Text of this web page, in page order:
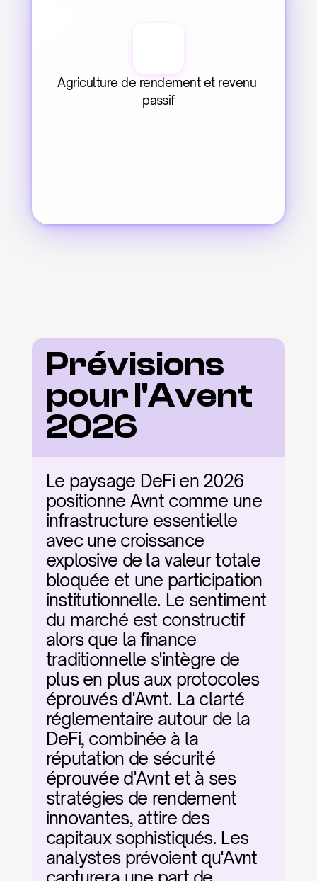
Agriculture de rendement et revenu
passif
Prévisions
pour l'Avent
2026
Le paysage DeFi en 2026
positionne Avnt comme une
infrastructure essentielle
avec une croissance
explosive de la valeur totale
bloquée et une participation
institutionnelle. Le sentiment
du marché est constructif
alors que la finance
traditionnelle s'intègre de
plus en plus aux protocoles
éprouvés d'Avnt. La clarté
réglementaire autour de la
DeFi, combinée à la
réputation de sécurité
éprouvée d'Avnt et à ses
stratégies de rendement
innovantes, attire des
capitaux sophistiqués. Les
analystes prévoient qu'Avnt